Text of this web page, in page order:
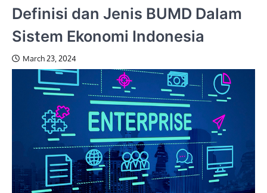
Definisi dan Jenis BUMD Dalam
Sistem Ekonomi Indonesia
March 23, 2024